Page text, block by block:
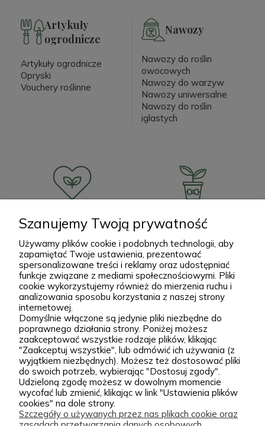
Artykuły
ogrodnicze
Artykuły ogrodnicze
Opryski
Vouchery roślinne
Nawozy
Nawozy do roślin
owocowych
Nawozy do warzyw
Nawozy uniwersalne
Nawozy do roślin
iglastych
pokoleń
gwarancja satysfakcji
Bezpłatnie doradzamy i
wspieramy
Większe sadzonki i bryła
korzeniowa
Zielona Para - Internetowe centrum
Szanujemy Twoją prywatność
Używamy plików cookie i podobnych technologii, aby
zapamiętać Twoje ustawienia, prezentować
spersonalizowane treści i reklamy oraz udostępniać
funkcje związane z mediami społecznościowymi. Pliki
cookie wykorzystujemy również do mierzenia ruchu i
analizowania sposobu korzystania z naszej strony
internetowej.
Domyślnie włączone są jedynie pliki niezbędne do
poprawnego działania strony. Poniżej możesz
zaakceptować wszystkie rodzaje plików, klikając
"Zaakceptuj wszystkie", lub odmówić ich używania (z
wyjątkiem niezbędnych). Możesz też dostosować pliki
do swoich potrzeb, wybierając "Dostosuj zgody".
Udzieloną zgodę możesz w dowolnym momencie
wycofać lub zmienić, klikając w link "Ustawienia plików
cookies" na dole strony.
Szczegóły o używanych przez nas plikach cookie oraz